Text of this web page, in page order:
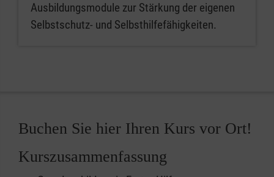
Ausbildungsmodule zur Stärkung der eigenen
Selbstschutz- und Selbsthilfefähigkeiten.
Buchen Sie hier Ihren Kurs vor Ort!
Kurszusammenfassung